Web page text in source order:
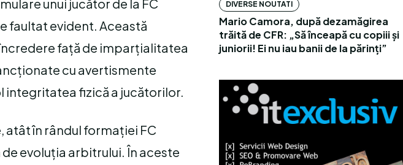
unui jucător de la FC
faultat evident. Această
față de imparțialitatea
cu avertismente
integritatea fizică a jucătorilor.
atât în rândul formației FC
evoluția arbitrului. În aceste
DIVERSE NOUTATI
Mario Camora, după dezamăgirea
trăită de CFR: „Să înceapă cu copiii și
juniorii! Ei nu iau banii de la părinți”